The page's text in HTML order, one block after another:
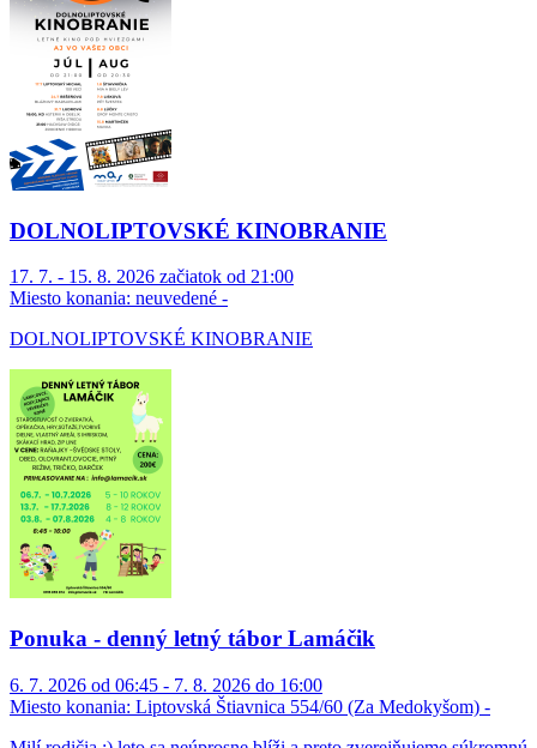
DOLNOLIPTOVSKÉ KINOBRANIE
17. 7. - 15. 8. 2026 začiatok od 21:00
Miesto konania: neuvedené -
DOLNOLIPTOVSKÉ KINOBRANIE
Ponuka - denný letný tábor Lamáčik
6. 7. 2026 od 06:45 - 7. 8. 2026 do 16:00
Miesto konania: Liptovská Štiavnica 554/60 (Za Medokyšom) -